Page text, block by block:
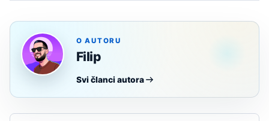
O AUTORU
Filip
Svi članci autora